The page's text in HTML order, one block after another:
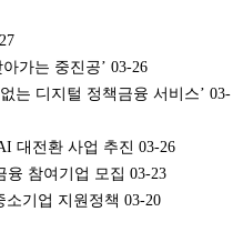
가는 중진공’ 03-26
는 디지털 정책금융 서비스’ 03-
대전환 사업 추진 03-26
융 참여기업 모집 03-23
소기업 지원정책 03-20